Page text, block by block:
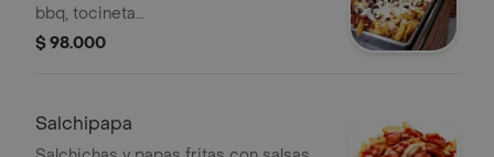
bbq, tocineta
morcilla,salchicha,chorizo
$ 98.000
Salchipapa